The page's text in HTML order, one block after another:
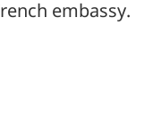
embassy.